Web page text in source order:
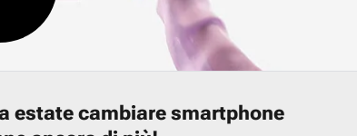
estate cambiare smartphone